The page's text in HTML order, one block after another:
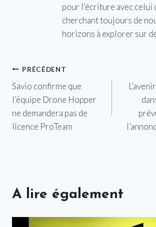
pour l'écriture avec celui
cherchant toujours de
horizons à explorer sur
Navigation
de
l’article
PRÉCÉDENT
Savio confirme que
l’équipe Drone Hopper
ne demandera pas de
licence ProTeam
A lire également